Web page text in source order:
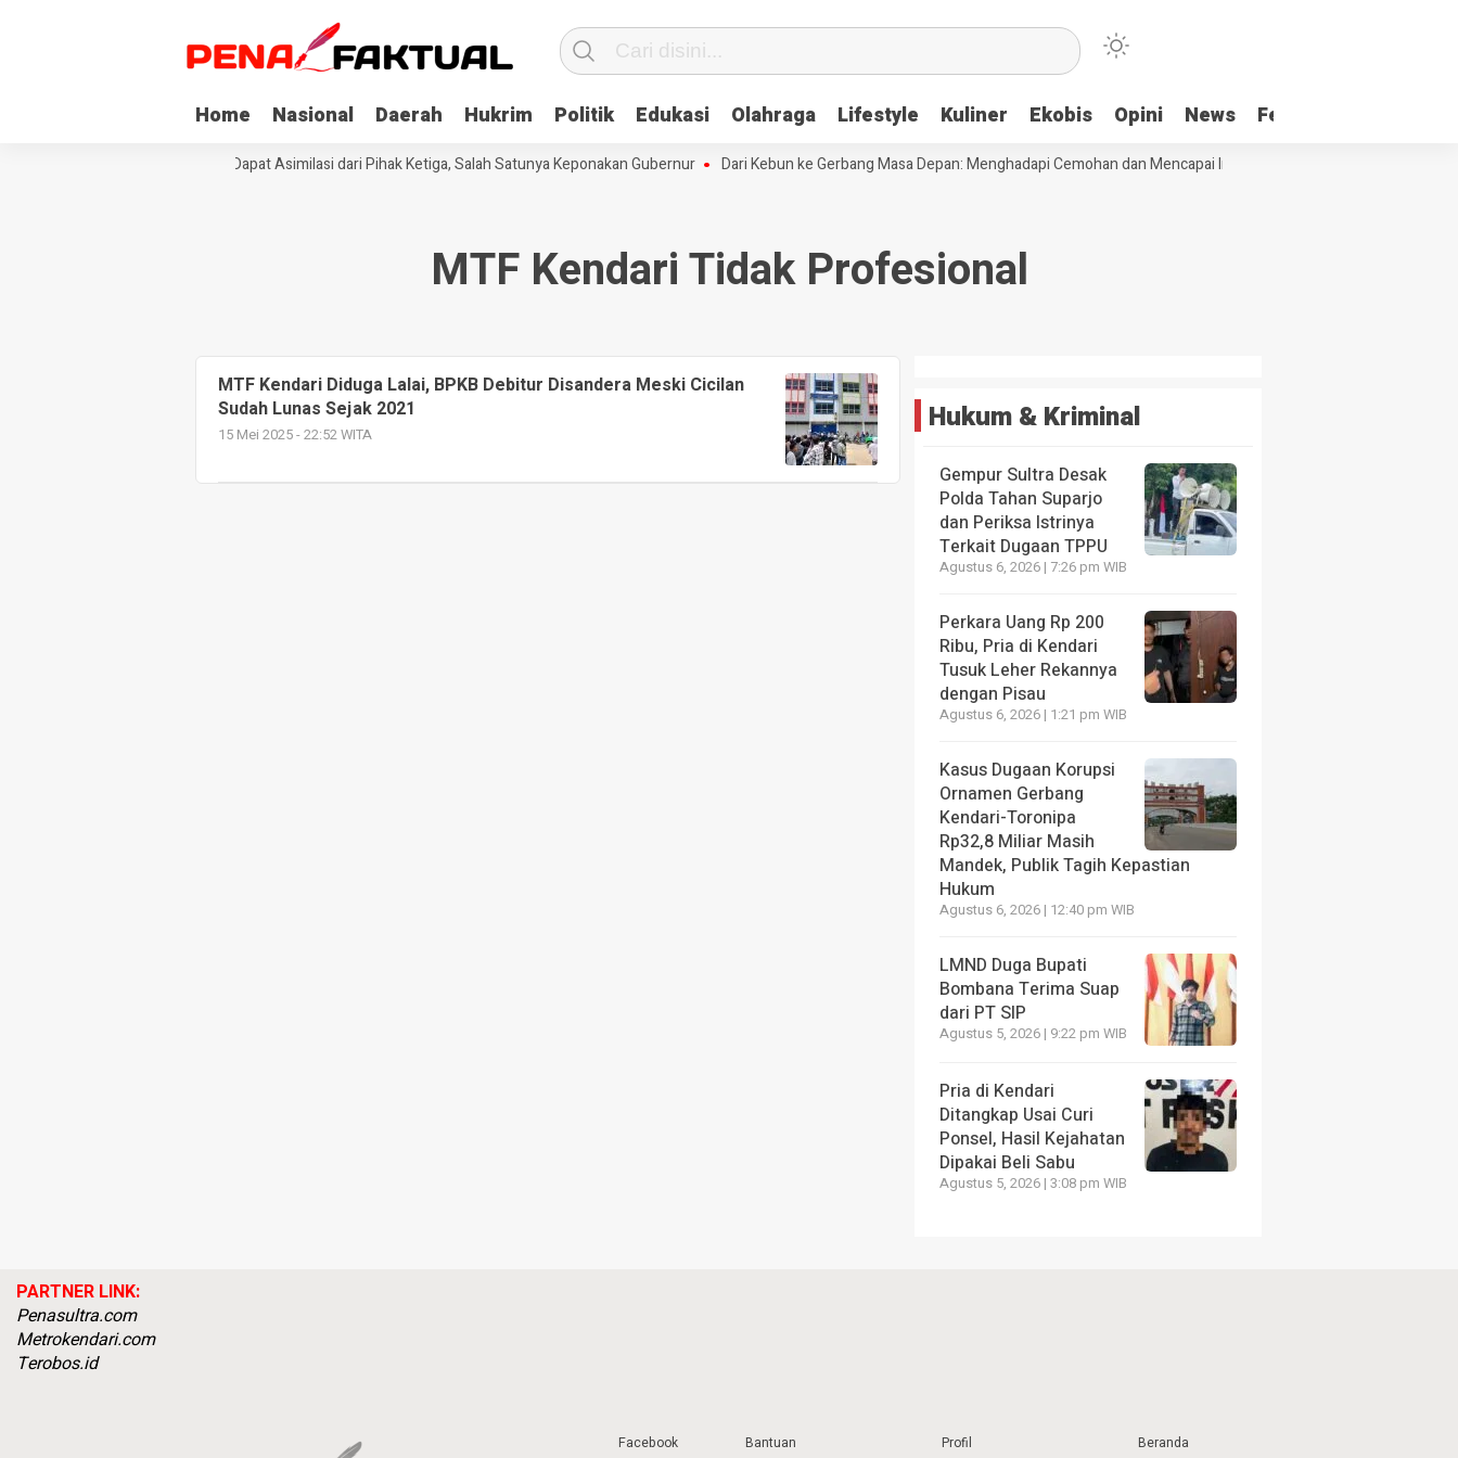
Home Nasional Daerah Hukrim Politik Edukasi Olahraga Lifestyle Kuliner Ekobis Opini News Feature
Tiga Napi Korupsi di Sultra Dapat Asimilasi dari Pihak Ketiga, Salah Satunya Keponakan Gubernur Dari Kebun ke Gerbang Masa Depan: Menghadapi Cemohan dan Mencapai Impian
MTF Kendari Tidak Profesional
MTF Kendari Diduga Lalai, BPKB Debitur Disandera Meski Cicilan
Sudah Lunas Sejak 2021
15 Mei 2025 - 22:52 WITA Hukum & Kriminal
Gempur Sultra Desak
Polda Tahan Suparjo
dan Periksa Istrinya
Terkait Dugaan TPPU
Agustus 6, 2026 | 7:26 pm WIB
Perkara Uang Rp 200
Ribu, Pria di Kendari
Tusuk Leher Rekannya
dengan Pisau
Agustus 6, 2026 | 1:21 pm WIB
Kasus Dugaan Korupsi
Ornamen Gerbang
Kendari-Toronipa
Rp32,8 Miliar Masih
Mandek, Publik Tagih Kepastian
Hukum
Agustus 6, 2026 | 12:40 pm WIB
LMND Duga Bupati
Bombana Terima Suap
dari PT SIP
Agustus 5, 2026 | 9:22 pm WIB
Pria di Kendari
Ditangkap Usai Curi
Ponsel, Hasil Kejahatan
Dipakai Beli Sabu
Agustus 5, 2026 | 3:08 pm WIB
PARTNER LINK:
Penasultra.com
Metrokendari.com
Terobos.id
Facebook Bantuan Profil Beranda